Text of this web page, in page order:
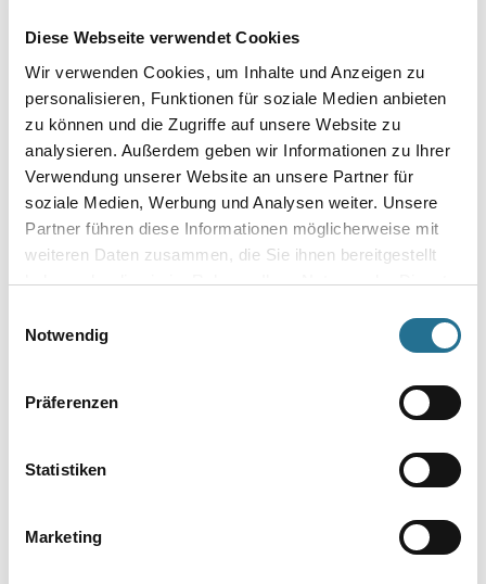
Diese Webseite verwendet Cookies
Wir verwenden Cookies, um Inhalte und Anzeigen zu
personalisieren, Funktionen für soziale Medien anbieten
zu können und die Zugriffe auf unsere Website zu
analysieren. Außerdem geben wir Informationen zu Ihrer
Verwendung unserer Website an unsere Partner für
soziale Medien, Werbung und Analysen weiter. Unsere
Partner führen diese Informationen möglicherweise mit
weiteren Daten zusammen, die Sie ihnen bereitgestellt
haben oder die sie im Rahmen Ihrer Nutzung der Dienste
Notwendig
Präferenzen
Statistiken
Marketing
Gebinde
Umrechnungsfaktoren
- Wirkt durch Alkohol und Säuren
- Sehr starkes Löseverhalten